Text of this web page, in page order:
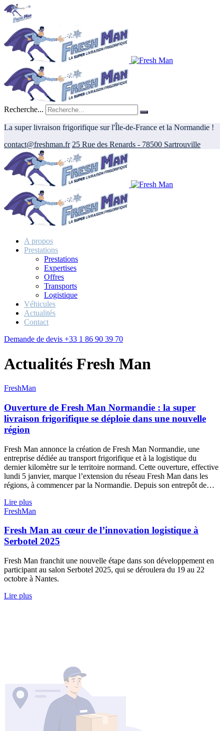
Recherche...
La super livraison frigorifique sur l'Île-de-France et la Normandie !
contact@freshman.fr 25 Rue des Renards - 78500 Sartrouville
A propos
Prestations
Prestations
Expertises
Offres
Transports
Logistique
Véhicules
Actualités
Contact
Demande de devis +33 1 86 90 39 70
Actualités Fresh Man
FreshMan
Ouverture de Fresh Man Normandie : la super
livraison frigorifique se déploie dans une nouvelle
région
Fresh Man annonce la création de Fresh Man Normandie, une
entreprise dédiée au transport frigorifique et à la logistique du
dernier kilomètre sur le territoire normand. Cette ouverture, effective
lundi 5 janvier, marque l’extension du réseau Fresh Man dans les
régions, à commencer par la Normandie. Depuis son entrepôt de…
Lire plus
FreshMan
Fresh Man au cœur de l’innovation logistique à
Serbotel 2025
Fresh Man franchit une nouvelle étape dans son développement en
participant au salon Serbotel 2025, qui se déroulera du 19 au 22
octobre à Nantes.
Lire plus